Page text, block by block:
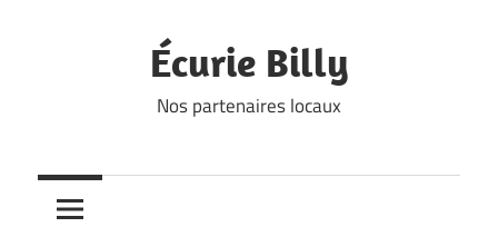
Écurie Billy
Nos partenaires locaux